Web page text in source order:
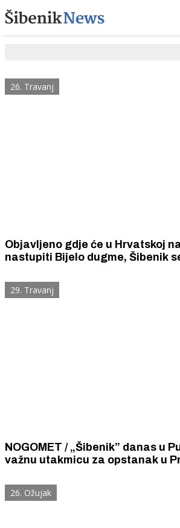
26. Travanj
Objavljeno gdje će u Hrvatskoj
nastupiti Bijelo dugme, Šibenik
29. Travanj
NOGOMET / „Šibenik” danas u
važnu utakmicu za opstanak u
puta i sva tri puta je bilo 0 : 0.
26. Ožujak